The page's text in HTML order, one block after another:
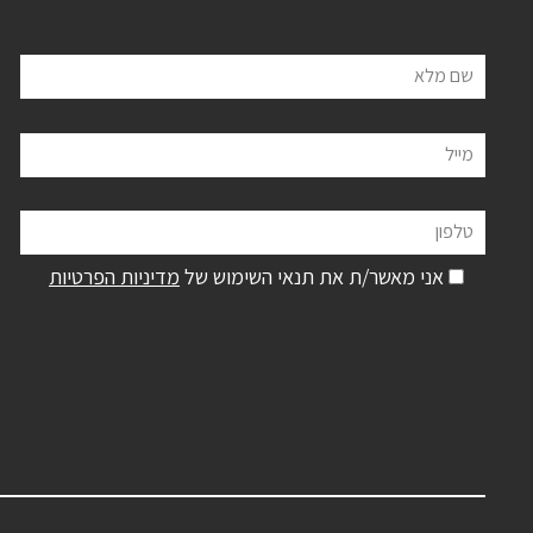
שם מלא
מייל
טלפון
אני מאשר/ת את תנאי השימוש של מדיניות הפרטיות